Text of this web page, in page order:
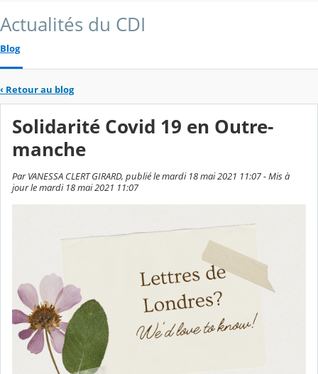
Actualités du CDI
Blog
‹ Retour au blog
Solidarité Covid 19 en Outre-
manche
Par VANESSA CLERT GIRARD, publié le mardi 18 mai 2021 11:07 - Mis à
jour le mardi 18 mai 2021 11:07